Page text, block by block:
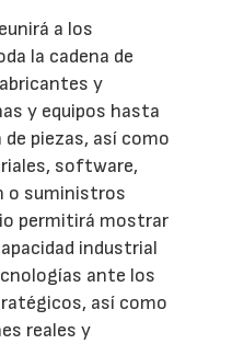
a los
la cadena de
y
y equipos hasta
piezas, así como
software,
o suministros
permitirá mostrar
industrial
ante los
así como
reales y